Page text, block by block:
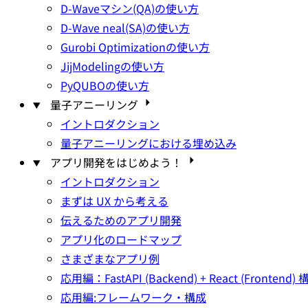
D-Waveマシン(QA)の使い方
D-Wave neal(SA)の使い方
Gurobi Optimizationの使い方
JijModelingの使い方
PyQUBOの使い方
量子アニーリング
イントロダクション
量子アニーリングにおける埋め込み
アプリ開発をはじめよう！
イントロダクション
まずは UX から考える
伝えるためのアプリ開発
アプリ化のロードマップ
さまざまなアプリ例
応用編：FastAPI (Backend) + React (Frontend)
応用編:フレームワーク・構成